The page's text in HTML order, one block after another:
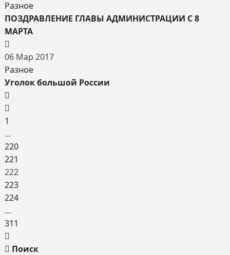
Разное
ПОЗДРАВЛЕНИЕ ГЛАВЫ АДМИНИСТРАЦИИ С 8
МАРТА
06 Мар 2017
Разное
Уголок большой России
1
…
220
221
222
223
224
…
311
Поиск